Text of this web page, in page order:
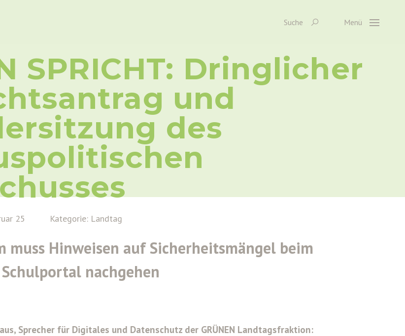
Suche Menü
SPRICHT: Dringlicher
und
des
25 Kategorie: Landtag
muss Hinweisen auf Sicherheitsmängel beim
Schulportal nachgehen
Sprecher für Digitales und Datenschutz der GRÜNEN Landtagsfraktion: